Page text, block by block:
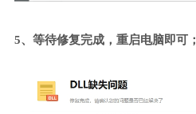
5、等待修复完成，重启电脑即可；